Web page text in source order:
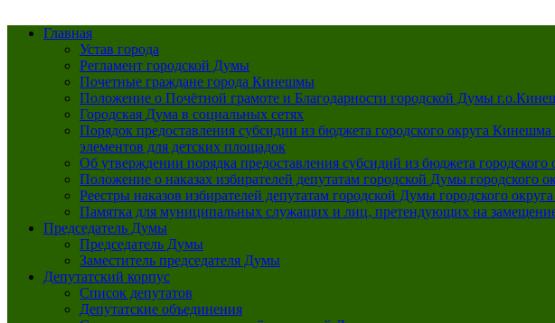
Главная
Устав города
Регламент городской Думы
Почетные граждане города Кинешмы
Положение о Почётной грамоте и Благодарности городской Думы
Городская Дума в социальных сетях
Порядок предоставления субсидии из бюджета городского округа
элементов для детских площадок
Об утверждении порядка предоставления субсидий из бюджета
Положение о наказах избирателей депутатам городской Думы городского
Реестры наказов избирателей депутатам городской Думы городского
Памятка для муниципальных служащих и лиц, претендующих на
Председатель Думы
Председатель Думы
Заместитель председателя Думы
Депутатский корпус
Список депутатов
Депутатские объединения